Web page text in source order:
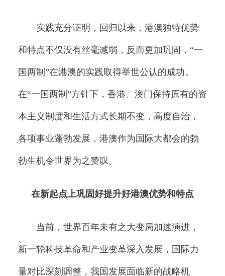
实践充分证明，回归以来，港澳独特优势
和特点不仅没有丝毫减弱，反而更加巩固，“一
国两制”在港澳的实践取得举世公认的成功。
在“一国两制”方针下，香港、澳门保持原有的资
本主义制度和生活方式长期不变，高度自治，
各项事业蓬勃发展，港澳作为国际大都会的勃
勃生机令世界为之赞叹。
在新起点上巩固好提升好港澳优势和特点
当前，世界百年未有之大变局加速演进，
新一轮科技革命和产业变革深入发展，国际力
量对比深刻调整，我国发展面临新的战略机